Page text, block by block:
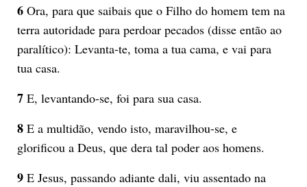
6Ora, para que saibais que o Filho do homem tem na
terra autoridade para perdoar pecados (disse então ao
paralítico): Levanta-te, toma a tua cama, e vai para
tua casa.
7E, levantando-se, foi para sua casa.
8E a multidão, vendo isto, maravilhou-se, e
glorificou a Deus, que dera tal poder aos homens.
9E Jesus, passando adiante dali, viu assentado na